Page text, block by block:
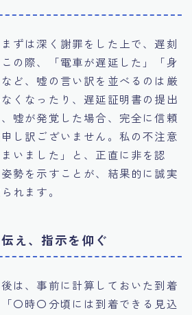
ずは深く謝罪をした上で、遅刻
の際、「電車が遅延した」「身
ど、嘘の言い訳を並べるのは厳
くなったり、遅延証明書の提出
嘘が発覚した場合、完全に信頼
し訳ございません。私の不注意
いました」と、正直に非を認
勢を示すことが、結果的に誠実
れます。
え、指示を仰ぐ
は、事前に計算しておいた到着
〇時〇分頃には到着できる見込